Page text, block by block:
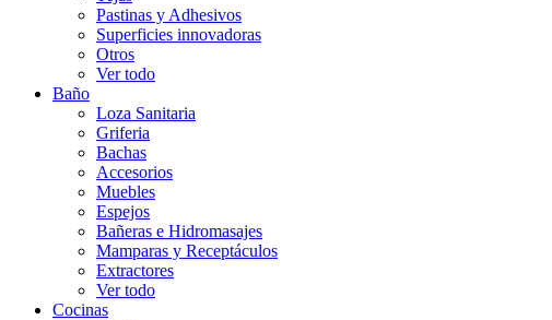
Pastinas y Adhesivos
Superficies innovadoras
Otros
Ver todo
Baño
Loza Sanitaria
Griferia
Bachas
Accesorios
Muebles
Espejos
Bañeras e Hidromasajes
Mamparas y Receptáculos
Extractores
Ver todo
Cocinas